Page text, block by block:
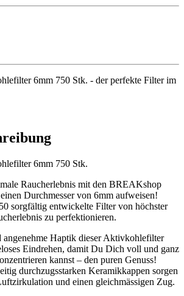
6mm 750 Stk. - der perfekte Filter im
6mm 750 Stk.
Raucherlebnis mit den BREAKshop
Durchmesser von 6mm aufweisen!
sorgfältig entwickelte Filter von höchster
zu perfektionieren.
angenehme Haptik dieser Aktivkohlefilter
Eindrehen, damit Du Dich voll und ganz
kannst – den puren Genuss!
durchzugsstarken Keramikkappen sorgen
und einen gleichmässigen Zug.